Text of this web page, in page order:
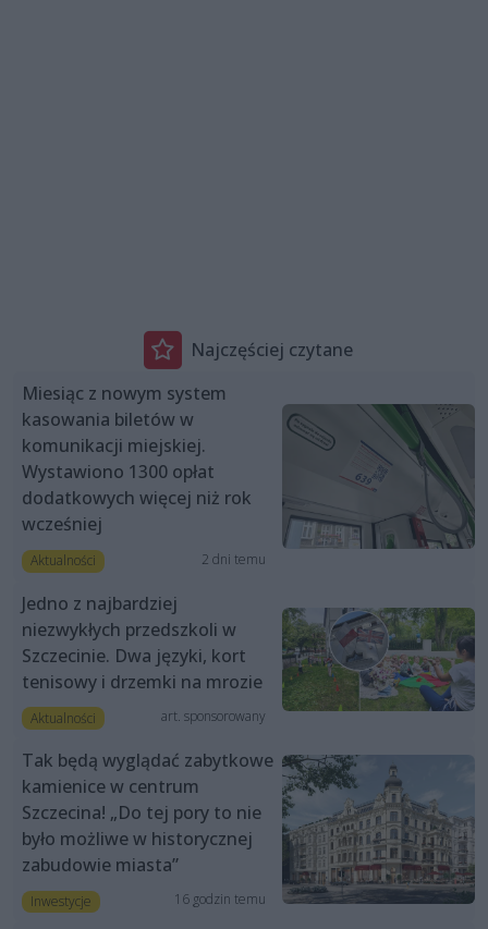
Najczęściej czytane
Miesiąc z nowym system
kasowania biletów w
komunikacji miejskiej.
Wystawiono 1300 opłat
dodatkowych więcej niż rok
wcześniej
Aktualności 2 dni temu
Jedno z najbardziej
niezwykłych przedszkoli w
Szczecinie. Dwa języki, kort
tenisowy i drzemki na mrozie
Aktualności art. sponsorowany
Tak będą wyglądać zabytkowe
kamienice w centrum
Szczecina! „Do tej pory to nie
było możliwe w historycznej
zabudowie miasta”
Inwestycje 16 godzin temu